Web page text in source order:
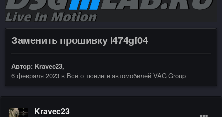
Заменить прошивку l474gf04
Автор: Kravec23,
6 февраля 2023 в Всё о тюнинге автомобилей VAG Group
Kravec23